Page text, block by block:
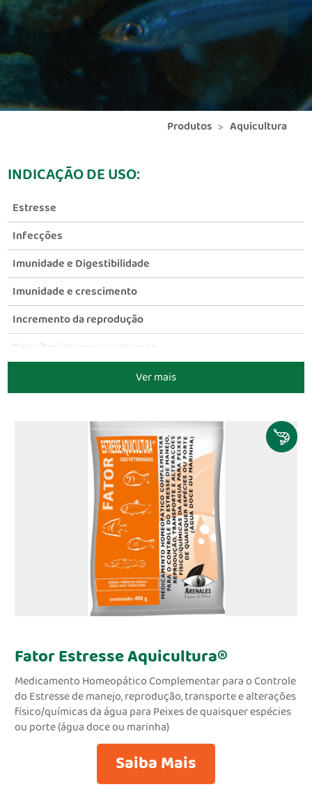
Produtos Aquicultura
INDICAÇÃO DE USO:
Estresse
Infecções
Imunidade e Digestibilidade
Imunidade e crescimento
Incremento da reprodução
Parasitas internos e externos
Ver mais
Fator Estresse Aquicultura®
Medicamento Homeopático Complementar para o Controle
do Estresse de manejo, reprodução, transporte e alterações
físico/químicas da água para Peixes de quaisquer espécies
ou porte (água doce ou marinha)
Saiba Mais